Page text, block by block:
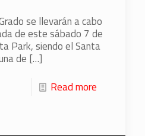
se llevarán a cabo
de este sábado 7 de
Park, siendo el Santa
de […]
Read more